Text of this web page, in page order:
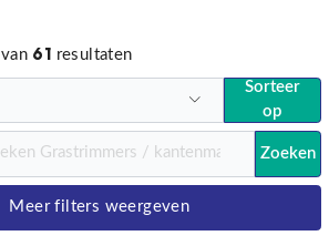
van 61 resultaten
Sorteer
op
Zoeken
Meer filters weergeven